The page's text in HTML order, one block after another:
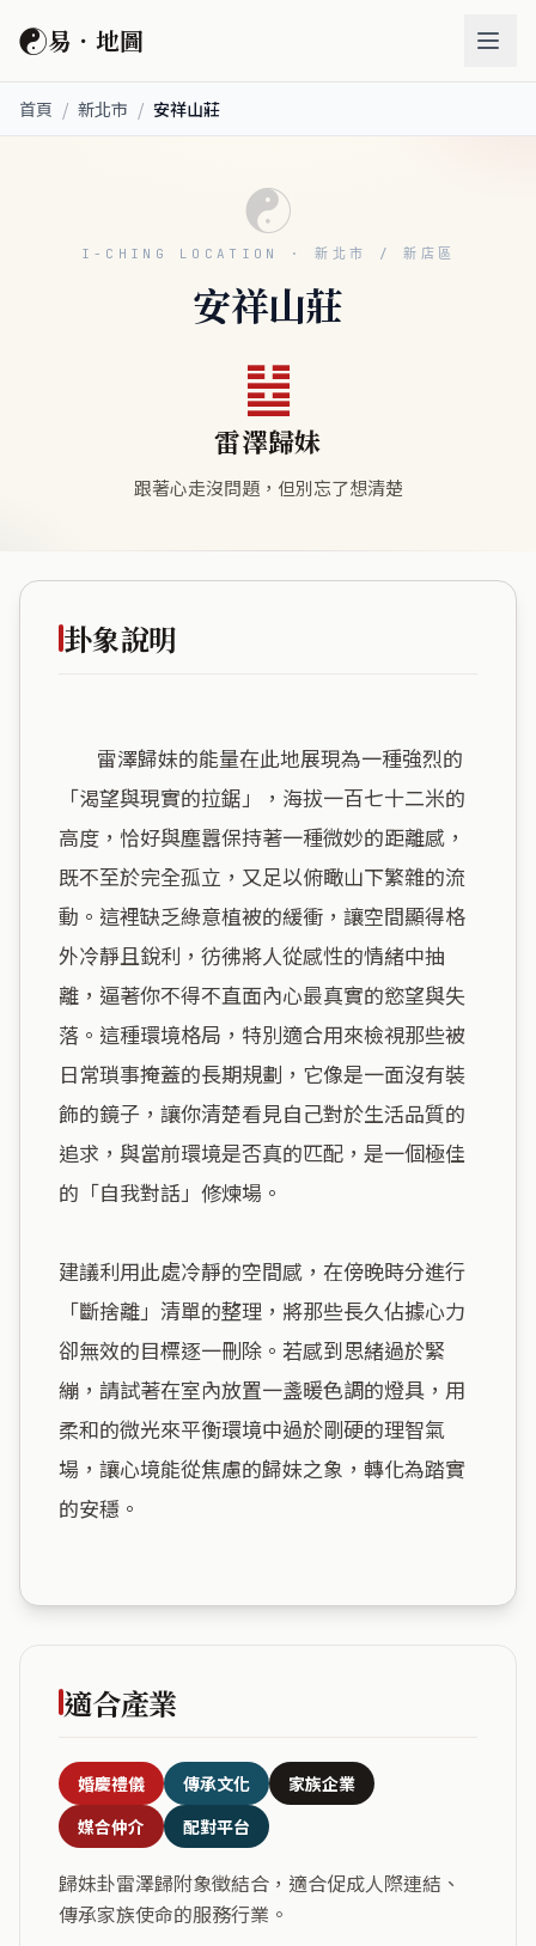
☯易．地圖
首頁 / 新北市 / 安祥山莊
☯
I-CHING LOCATION · 新北市 / 新店區
安祥山莊
䷵
雷澤歸妹
跟著心走沒問題，但別忘了想清楚
卦象說明
「渴望與現實的拉鋸」，海拔一百七十二米的
高度，恰好與塵囂保持著一種微妙的距離感，
既不至於完全孤立，又足以俯瞰山下繁雜的流
動。這裡缺乏綠意植被的緩衝，讓空間顯得格
外冷靜且銳利，彷彿將人從感性的情緒中抽
離，逼著你不得不直面內心最真實的慾望與失
落。這種環境格局，特別適合用來檢視那些被
日常瑣事掩蓋的長期規劃，它像是一面沒有裝
飾的鏡子，讓你清楚看見自己對於生活品質的
追求，與當前環境是否真的匹配，是一個極佳
的「自我對話」修煉場。
建議利用此處冷靜的空間感，在傍晚時分進行
「斷捨離」清單的整理，將那些長久佔據心力
卻無效的目標逐一刪除。若感到思緒過於緊
繃，請試著在室內放置一盞暖色調的燈具，用
柔和的微光來平衡環境中過於剛硬的理智氣
場，讓心境能從焦慮的歸妹之象，轉化為踏實
的安穩。
適合產業
婚慶禮儀 傳承文化
家族企業
媒合仲介
配對平台
歸妹卦雷澤歸附象徵結合，適合促成人際連結、
傳承家族使命的服務行業。